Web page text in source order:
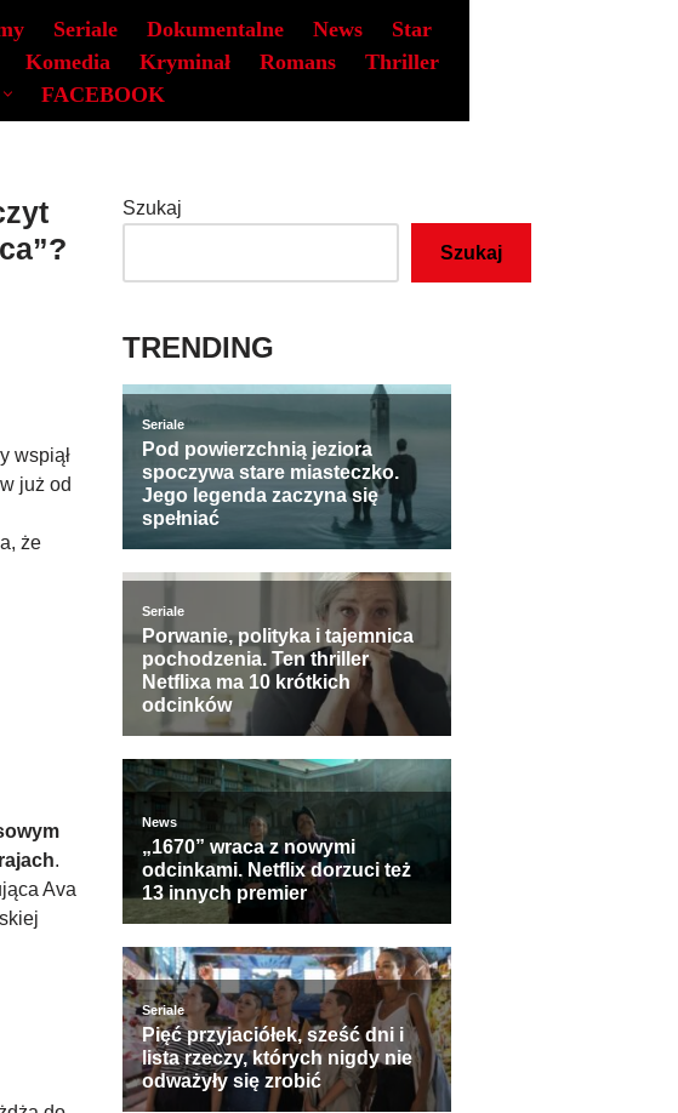
Seriale Dokumentalne News
Star
Komedia Kryminał Romans
Thriller
FACEBOOK
wspiął
już od
że
.
Ava
Szukaj
Szukaj
TRENDING